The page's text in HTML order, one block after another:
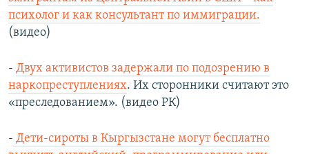
психолог и как консультант по иммиграции.
(видео)
- Двух активистов задержали по подозрению в
наркопреступлениях. Их сторонники считают это
«преследованием». (видео РК)
- Дети-сироты в Кыргызстане могут бесплатно